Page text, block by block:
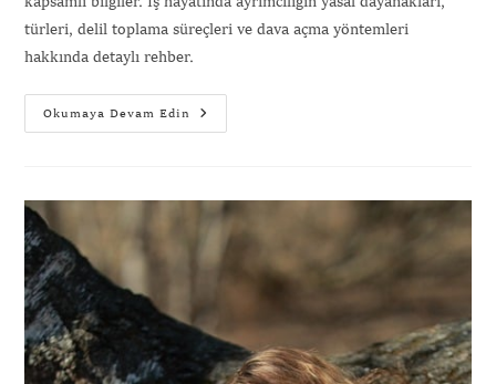
türleri, delil toplama süreçleri ve dava açma yöntemleri
hakkında detaylı rehber.
Okumaya Devam Edin